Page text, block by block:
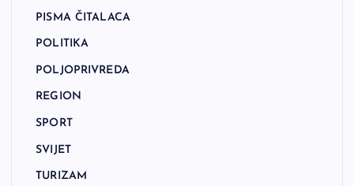
PISMA ČITALACA
POLITIKA
POLJOPRIVREDA
REGION
SPORT
SVIJET
TURIZAM